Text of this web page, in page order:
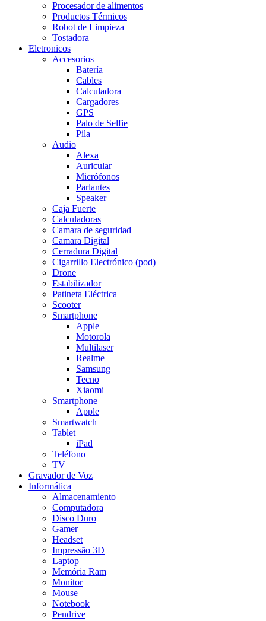
Procesador de alimentos
Productos Térmicos
Robot de Limpieza
Tostadora
Eletronicos
Accesorios
Batería
Cables
Calculadora
Cargadores
GPS
Palo de Selfie
Pila
Audio
Alexa
Auricular
Micrófonos
Parlantes
Speaker
Caja Fuerte
Calculadoras
Camara de seguridad
Camara Digital
Cerradura Digital
Cigarrillo Electrónico (pod)
Drone
Estabilizador
Patineta Eléctrica
Scooter
Smartphone
Apple
Motorola
Multilaser
Realme
Samsung
Tecno
Xiaomi
Smartphone
Apple
Smartwatch
Tablet
iPad
Teléfono
TV
Gravador de Voz
Informática
Almacenamiento
Computadora
Disco Duro
Gamer
Headset
Impressão 3D
Laptop
Memória Ram
Monitor
Mouse
Notebook
Pendrive